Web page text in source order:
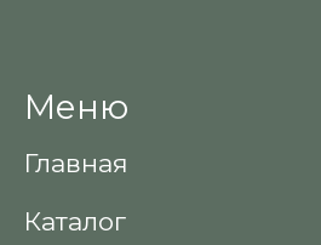
Меню
Главная
Каталог